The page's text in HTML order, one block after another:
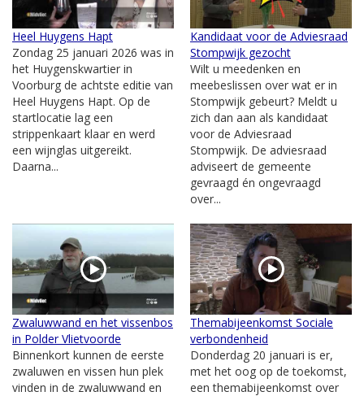
Heel Huygens Hapt
Zondag 25 januari 2026 was in
het Huygenskwartier in
Voorburg de achtste editie van
Heel Huygens Hapt. Op de
startlocatie lag een
strippenkaart klaar en werd
een wijnglas uitgereikt.
Daarna...
Kandidaat voor de Adviesraad
Stompwijk gezocht
Wilt u meedenken en
meebeslissen over wat er in
Stompwijk gebeurt? Meldt u
zich dan aan als kandidaat
voor de Adviesraad
Stompwijk. De adviesraad
adviseert de gemeente
gevraagd én ongevraagd
over...
Zwaluwwand en het vissenbos
in Polder Vlietvoorde
Binnenkort kunnen de eerste
zwaluwen en vissen hun plek
vinden in de zwaluwwand en
Themabijeenkomst Sociale
verbondenheid
Donderdag 20 januari is er,
met het oog op de toekomst,
een themabijeenkomst over